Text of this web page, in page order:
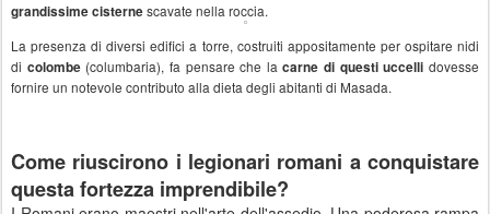
grandissime cisternescavate nella roccia.
La presenza di diversi edifici a torre, costruiti appositamente per ospitare nidi
di colombe(columbaria), fa pensare che lacarne di questi uccelli dovesse
fornire un notevole contributo alla dieta degli abitanti di Masada.
Come riuscirono i legionari romani a conquistare
questa fortezza imprendibile?